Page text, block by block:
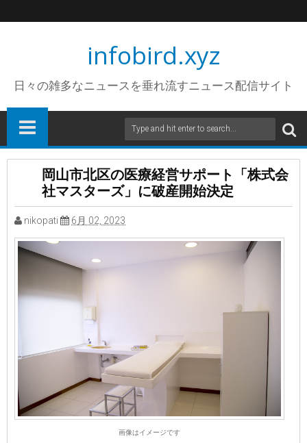
infobird.xyz
日々の雑多なニュースを垂れ流すニュース配信サイト
岡山市北区の医療経営サポート「株式会
社マスターズ」に破産開始決定
nikopati 6月 02, 2023
画像はイメージです